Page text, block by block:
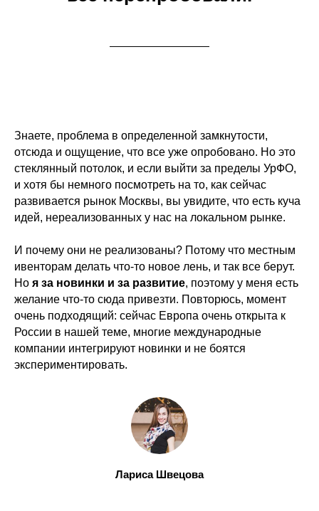
Знаете, проблема в определенной замкнутости,
отсюда и ощущение, что все уже опробовано. Но это
стеклянный потолок, и если выйти за пределы УрФО,
и хотя бы немного посмотреть на то, как сейчас
развивается рынок Москвы, вы увидите, что есть куча
идей, нереализованных у нас на локальном рынке.
И почему они не реализованы? Потому что местным
ивенторам делать что-то новое лень, и так все берут.
Но я за новинки и за развитие, поэтому у меня есть
желание что-то сюда привезти. Повторюсь, момент
очень подходящий: сейчас Европа очень открыта к
России в нашей теме, многие международные
компании интегрируют новинки и не боятся
экспериментировать.
Лариса Швецова